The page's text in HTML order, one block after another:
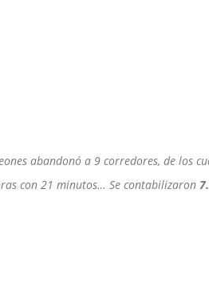
abandonó a 9 corredores, de los
con 21 minutos… Se contabilizaron